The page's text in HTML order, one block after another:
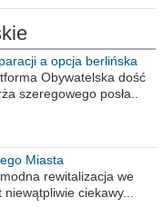
a opcja berlińska
Obywatelska dość
szeregowego posła..
Miasta
rewitalizacja we
niewątpliwie ciekawy...